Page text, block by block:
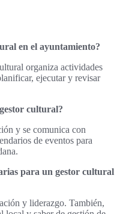
en el ayuntamiento?
organiza actividades
ejecutar y revisar
cultural?
y se comunica con
de eventos para
para un gestor cultural
y liderazgo. También,